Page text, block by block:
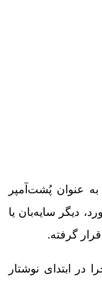
به عنوان پُشت‌آمپر
دیگر سایه‌بان یا
گرفته.
در ابتدای نوشتار